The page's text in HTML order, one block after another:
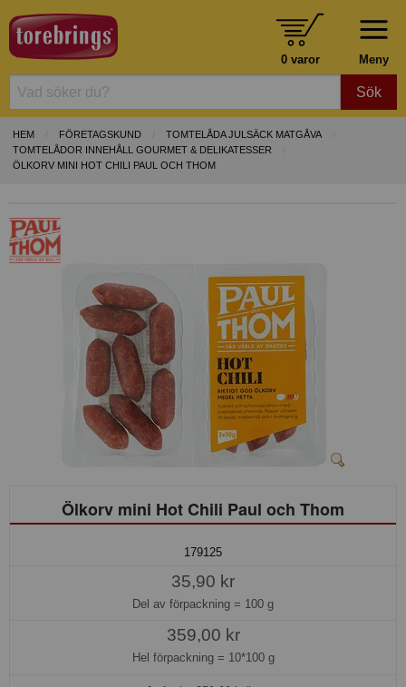
Meny
0 varor
Sök
HEM FÖRETAGSKUND
TOMTELÅDA JULSÄCK MATGÅVA
TOMTELÅDOR INNEHÅLL GOURMET & DELIKATESSER
ÖLKORV MINI HOT CHILI PAUL OCH THOM
Ölkorv mini Hot Chili Paul och Thom
179125
35,90 kr
Del av förpackning = 100 g
359,00 kr
Hel förpackning = 10*100 g